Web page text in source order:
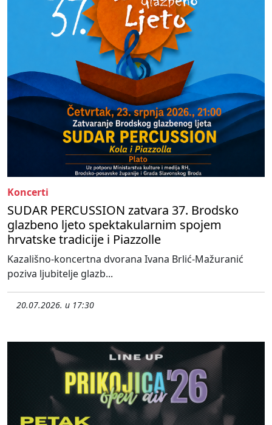
Koncerti
SUDAR PERCUSSION zatvara 37. Brodsko
glazbeno ljeto spektakularnim spojem
hrvatske tradicije i Piazzolle
Kazališno-koncertna dvorana Ivana Brlić-Mažuranić
poziva ljubitelje glazb...
20.07.2026. u 17:30